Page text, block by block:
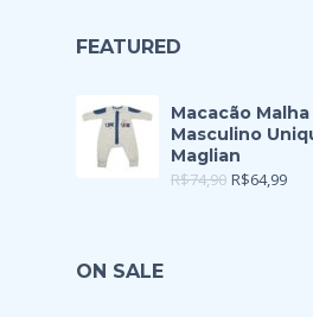
FEATURED
Macacão
Masculino
Maglian
R$74,90 R$64,99
ON SALE